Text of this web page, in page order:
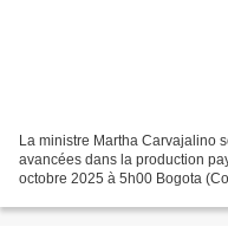
La ministre Martha Carvajalino
avancées dans la production
octobre 2025 à 5h00 Bogota